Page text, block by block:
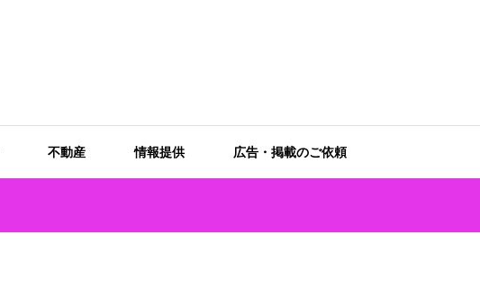
不動産 情報提供 広告・掲載のご依頼